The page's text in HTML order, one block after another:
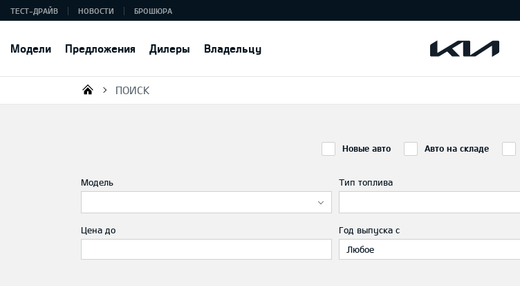
Модели Предложения Дилеры Владельцу
ТЕСТ-ДРАЙВ НОВОСТИ БРОШЮРА
KIA AUTO AS
ПОИСК
Новые авто Авто на складе
Модель Тип топлива
Цена до
Год выпуска с
Любое